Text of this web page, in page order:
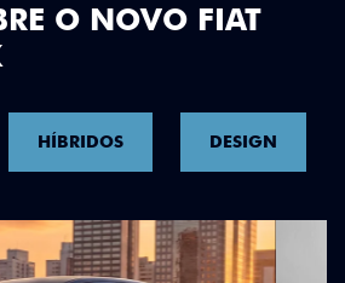
O NOVO FIAT
HÍBRIDOS DESIGN